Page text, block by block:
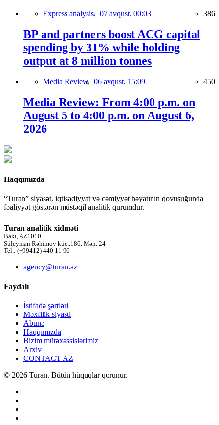
Express analysis, 07 avqust, 00:03 386
BP and partners boost ACG capital
spending by 31% while holding
output at 8 million tonnes
Media Review, 06 avqust, 15:09 450
Media Review: From 4:00 p.m. on
August 5 to 4:00 p.m. on August 6,
2026
Haqqımızda
“Turan” siyasət, iqtisadiyyat və cəmiyyət həyatının qovuşuğunda
fəaliyyət göstərən müstəqil analitik qurumdur.
Turan analitik xidməti
Bakı, AZ1010
Süleyman Rəhimov küç.,186, Mən. 24
Tel.: (+99412) 440 11 96
agency@turan.az
Faydalı
İstifadə şərtləri
Məxfilik siyasti
Abunə
Haqqımızda
Bizim mütəxəssislərimiz
Arxiv
CONTACT AZ
© 2026 Turan. Bütün hüquqlar qorunur.